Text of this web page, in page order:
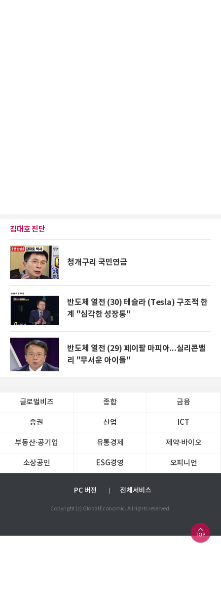
김대호 진단
청개구리 국민연금
반도체 열전 (30) 테슬라 (Tesla) 구조적 한
계 "심각한 성장통"
반도체 열전 (29) 페이팔 마피아...실리콘밸
리 "무서운 아이들"
글로벌비즈 종합 금융
증권 산업 ICT
부동산·공기업 유통경제 제약∙바이오
소상공인 ESG경영 오피니언
PC 버전 전체서비스
Copyright (c) Global Economic. All rights reserved.